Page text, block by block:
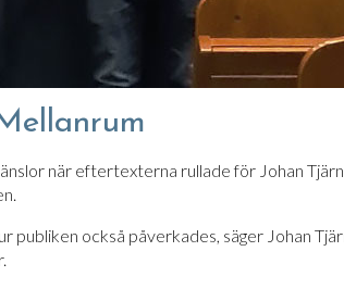
när eftertexterna rullade för Johan
publiken också påverkades, säger Johan